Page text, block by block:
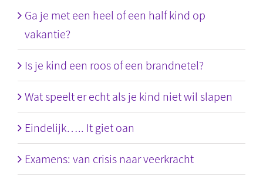
Ga je met een heel of een half kind op
vakantie?
Is je kind een roos of een brandnetel?
Wat speelt er echt als je kind niet wil slapen
Eindelijk….. It giet oan
Examens: van crisis naar veerkracht